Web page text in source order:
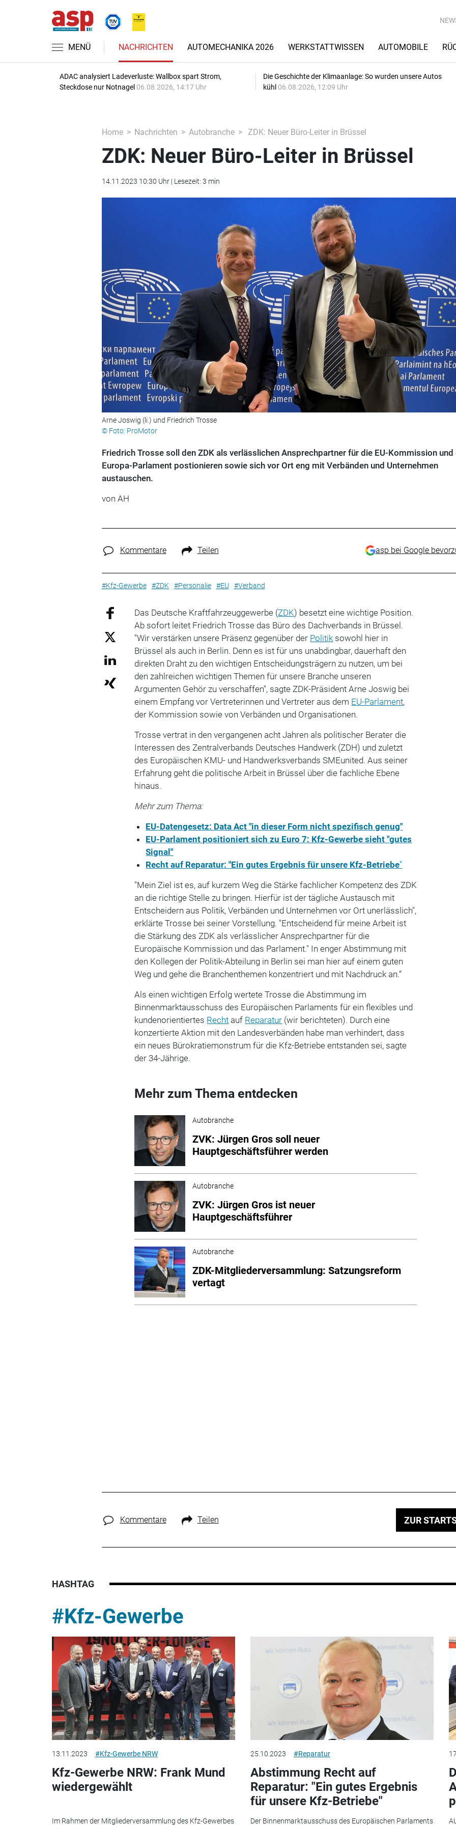
MENÜ NACHRICHTEN AUTOMECHANIKA 2026 WERKSTATTWISSEN AUTOMOBILE
ADAC analysiert Ladeverluste: Wallbox spart Strom,
Steckdose nur Notnagel 06.08.2026, 14:17 Uhr
Die Geschichte der Klimaanlage: So wurden unsere Autos
kühl 06.08.2026, 12:09 Uhr
Home Nachrichten Autobranche ZDK: Neuer Büro-Leiter in Brüssel
ZDK: Neuer Büro-Leiter in Brüssel
14.11.2023 10:30 Uhr | Lesezeit: 3 min
Arne Joswig (li.) und Friedrich Trosse
© Foto: ProMotor
Friedrich Trosse soll den ZDK als verlässlichen Ansprechpartner für die EU-Kommission und
Europa-Parlament postionieren sowie sich vor Ort eng mit Verbänden und Unternehmen
austauschen.
von AH
Kommentare Teilen asp bei Google
#Kfz-Gewerbe #ZDK #Personalie #EU #Verband
Das Deutsche Kraftfahrzeuggewerbe (ZDK) besetzt eine wichtige Position.
Ab sofort leitet Friedrich Trosse das Büro des Dachverbands in Brüssel.
"Wir verstärken unsere Präsenz gegenüber der Politik sowohl hier in
Brüssel als auch in Berlin. Denn es ist für uns unabdingbar, dauerhaft den
direkten Draht zu den wichtigen Entscheidungsträgern zu nutzen, um bei
den zahlreichen wichtigen Themen für unsere Branche unseren
Argumenten Gehör zu verschaffen", sagte ZDK-Präsident Arne Joswig bei
einem Empfang vor Vertreterinnen und Vertreter aus dem EU-Parlament,
der Kommission sowie von Verbänden und Organisationen.
Trosse vertrat in den vergangenen acht Jahren als politischer Berater die
Interessen des Zentralverbands Deutsches Handwerk (ZDH) und zuletzt
des Europäischen KMU- und Handwerksverbands SMEunited. Aus seiner
Erfahrung geht die politische Arbeit in Brüssel über die fachliche Ebene
hinaus.
Mehr zum Thema:
EU-Datengesetz: Data Act "in dieser Form nicht spezifisch genug"
EU-Parlament positioniert sich zu Euro 7: Kfz-Gewerbe sieht "gutes
Signal"
Recht auf Reparatur: "Ein gutes Ergebnis für unsere Kfz-Betriebe"
"Mein Ziel ist es, auf kurzem Weg die Stärke fachlicher Kompetenz des ZDK
an die richtige Stelle zu bringen. Hierfür ist der tägliche Austausch mit
Entscheidern aus Politik, Verbänden und Unternehmen vor Ort unerlässlich",
erklärte Trosse bei seiner Vorstellung. "Entscheidend für meine Arbeit ist
die Stärkung des ZDK als verlässlicher Ansprechpartner für die
Europäische Kommission und das Parlament." In enger Abstimmung mit
den Kollegen der Politik-Abteilung in Berlin sei man hier auf einem guten
Weg und gehe die Branchenthemen konzentriert und mit Nachdruck an.“
Als einen wichtigen Erfolg wertete Trosse die Abstimmung im
Binnenmarktausschuss des Europäischen Parlaments für ein flexibles und
kundenorientiertes Recht auf Reparatur (wir berichteten). Durch eine
konzertierte Aktion mit den Landesverbänden habe man verhindert, dass
ein neues Bürokratiemonstrum für die Kfz-Betriebe entstanden sei, sagte
der 34-Jährige.
Mehr zum Thema entdecken
Autobranche
ZVK: Jürgen Gros soll neuer
Hauptgeschäftsführer werden
Autobranche
ZVK: Jürgen Gros ist neuer
Hauptgeschäftsführer
Autobranche
ZDK-Mitgliederversammlung: Satzungsreform
vertagt
Kommentare Teilen ZUR
HASHTAG
#Kfz-Gewerbe
13.11.2023 #Kfz-Gewerbe NRW
Kfz-Gewerbe NRW: Frank Mund
wiedergewählt
Im Rahmen der Mitgliederversammlung des Kfz-Gewerbes
25.10.2023 #Reparatur
Abstimmung Recht auf
Reparatur: "Ein gutes Ergebnis
für unsere Kfz-Betriebe"
Der Binnenmarktausschuss des Europäischen Parlaments